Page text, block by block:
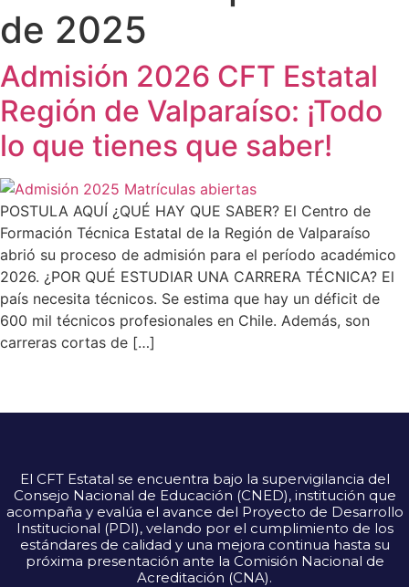
de 2025
Admisión 2026 CFT Estatal
Región de Valparaíso: ¡Todo
lo que tienes que saber!
POSTULA AQUÍ ¿QUÉ HAY QUE SABER? El Centro de
Formación Técnica Estatal de la Región de Valparaíso
abrió su proceso de admisión para el período académico
2026. ¿POR QUÉ ESTUDIAR UNA CARRERA TÉCNICA? El
país necesita técnicos. Se estima que hay un déficit de
600 mil técnicos profesionales en Chile. Además, son
carreras cortas de […]
El CFT Estatal se encuentra bajo la supervigilancia del
Consejo Nacional de Educación (CNED), institución que
acompaña y evalúa el avance del Proyecto de Desarrollo
Institucional (PDI), velando por el cumplimiento de los
estándares de calidad y una mejora continua hasta su
próxima presentación ante la Comisión Nacional de
Acreditación (CNA).